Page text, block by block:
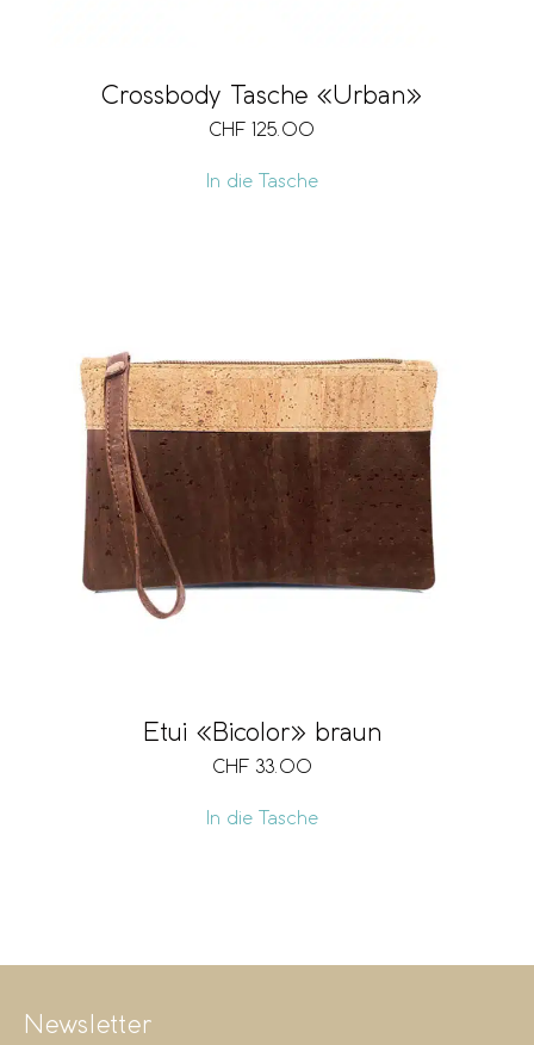
Crossbody Tasche «Urban»
CHF 125.00
In die Tasche
Etui «Bicolor» braun
CHF 33.00
In die Tasche
Newsletter